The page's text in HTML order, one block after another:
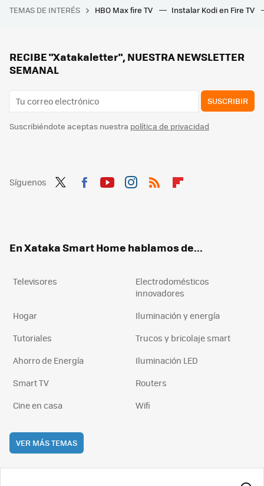
Un informático escribió un e-mail directamente a Bill Gates, cabreado por un bug de Excel. Y así salvó su empleo
TEMAS DE INTERÉS HBO Max fire TV Instalar Kodi en Fire TV
RECIBE "Xatakaletter", NUESTRA NEWSLETTER
SEMANAL
SUSCRIBIR
Suscribiéndote aceptas nuestra política de privacidad
Síguenos
En Xataka Smart Home hablamos de...
Televisores
Electrodomésticos
innovadores
Hogar
Iluminación y energía
Tutoriales
Trucos y bricolaje smart
Ahorro de Energía
Iluminación LED
Smart TV
Routers
Cine en casa
Wifi
VER MÁS TEMAS